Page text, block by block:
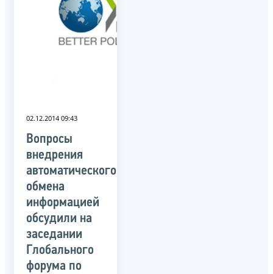
02.12.2014 09:43
Вопросы
внедрения
автоматического
обмена
информацией
обсудили на
заседании
Глобального
форума по